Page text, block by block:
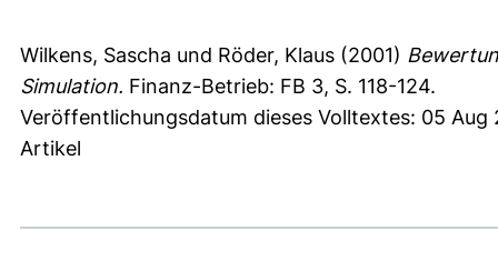
Wilkens, Sascha und Röder, Klaus (2001)
Simulation. Finanz-Betrieb: FB 3, S. 118-124.
Veröffentlichungsdatum dieses Volltextes: 05 Aug
Artikel